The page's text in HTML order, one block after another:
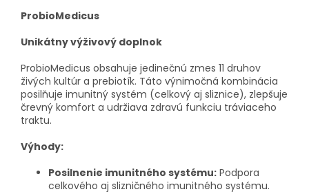
ProbioMedicus
Unikátny výživový doplnok
ProbioMedicus obsahuje jedinečnú zmes 11 druhov
živých kultúr a prebiotík. Táto výnimočná kombinácia
posilňuje imunitný systém (celkový aj sliznice), zlepšuje
črevný komfort a udržiava zdravú funkciu tráviaceho
traktu.
Výhody:
Posilnenie imunitného systému: Podpora
celkového aj slizničného imunitného systému.